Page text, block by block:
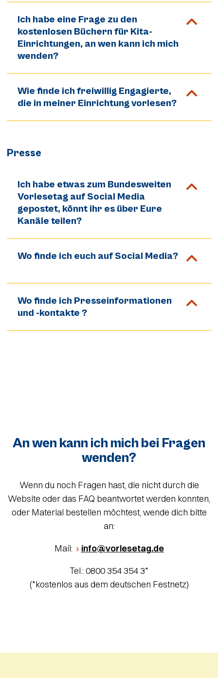
Ich habe eine Frage zu den
kostenlosen Büchern für Kita-
Einrichtungen, an wen kann ich mich
wenden?
Wie finde ich freiwillig Engagierte,
die in meiner Einrichtung vorlesen?
Presse
Ich habe etwas zum Bundesweiten
Vorlesetag auf Social Media
gepostet, könnt ihr es über Eure
Kanäle teilen?
Wo finde ich euch auf Social Media?
Wo finde ich Presseinformationen
und -kontakte ?
An wen kann ich mich bei Fragen
wenden?
Wenn du noch Fragen hast, die nicht durch die
Website oder das FAQ beantwortet werden konnten,
oder Material bestellen möchtest, wende dich bitte
an:
Mail:
info@vorlesetag.de
Tel.: 0800 354 354 3*
(*kostenlos aus dem deutschen Festnetz)